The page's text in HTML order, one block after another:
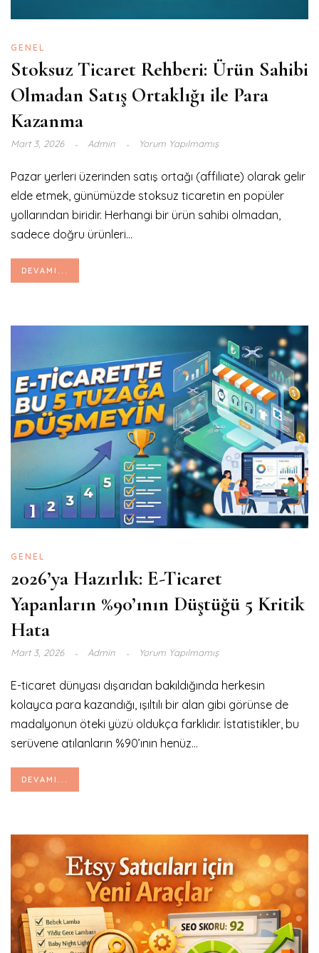
GENEL
Stoksuz Ticaret Rehberi: Ürün Sahibi
Olmadan Satış Ortaklığı ile Para
Kazanma
Mart 3, 2026 Admin Yorum Yapılmamış
Pazar yerleri üzerinden satış ortağı (affiliate) olarak gelir
elde etmek, günümüzde stoksuz ticaretin en popüler
yollarından biridir. Herhangi bir ürün sahibi olmadan,
sadece doğru ürünleri...
DEVAMI...
GENEL
2026’ya Hazırlık: E-Ticaret
Yapanların %90’ının Düştüğü 5 Kritik
Hata
Mart 3, 2026 Admin Yorum Yapılmamış
E-ticaret dünyası dışarıdan bakıldığında herkesin
kolayca para kazandığı, ışıltılı bir alan gibi görünse de
madalyonun öteki yüzü oldukça farklıdır. İstatistikler, bu
serüvene atılanların %90’ının henüz...
DEVAMI...